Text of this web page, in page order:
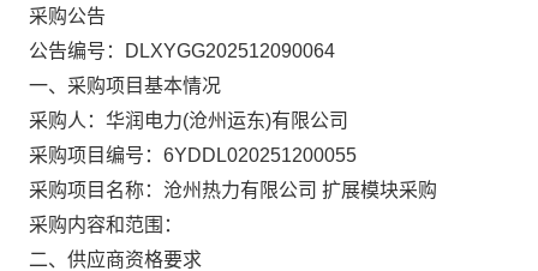
采购公告
公告编号：
DLXYGG202512090064
一、采购项目基本情况
采购人：华润电力(沧州运东)有限公司
采购项目编号：6YDDL020251200055
采购项目名称：沧州热力有限公司 扩展模块采购
采购内容和范围：
二、供应商资格要求